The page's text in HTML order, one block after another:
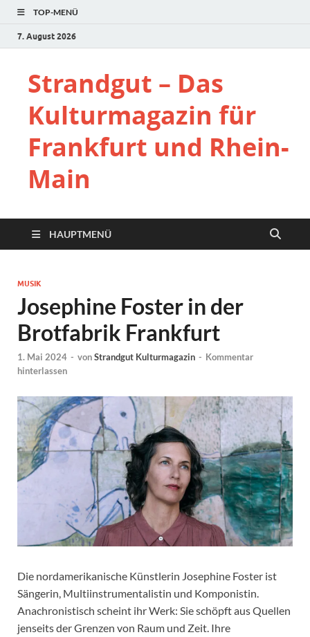
TOP-MENÜ
7. August 2026
Strandgut – Das
Kulturmagazin für
Frankfurt und Rhein-
Main
HAUPTMENÜ
MUSIK
Josephine Foster in der
Brotfabrik Frankfurt
1. Mai 2024 - vonStrandgut Kulturmagazin - Kommentar
hinterlassen
Die nordamerikanische Künstlerin Josephine Foster ist
Sängerin, Multiinstrumentalistin und Komponistin.
Anachronistisch scheint ihr Werk: Sie schöpft aus Quellen
jenseits der Grenzen von Raum und Zeit. Ihre